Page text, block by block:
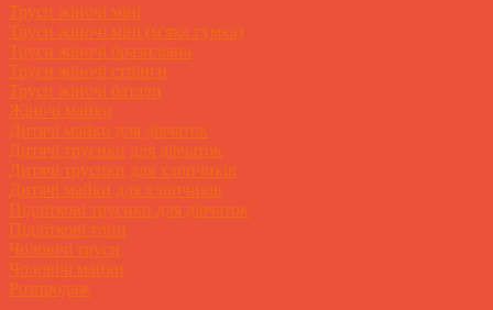
Труси жіночі міні
Труси жіночі міні (м'яка гумка)
Труси жіночі бразиліана
Труси жіночі стрінги
Труси жіночі батали
Жіночі майки
Дитячі майки для дівчаток
Дитячі трусики для дівчаток
Дитячі трусики для хлопчиків
Дитячі майки для хлопчиків
Підліткові трусики для дівчаток
Підліткові топи
Чоловічі труси
Чоловічі майки
Розпродаж